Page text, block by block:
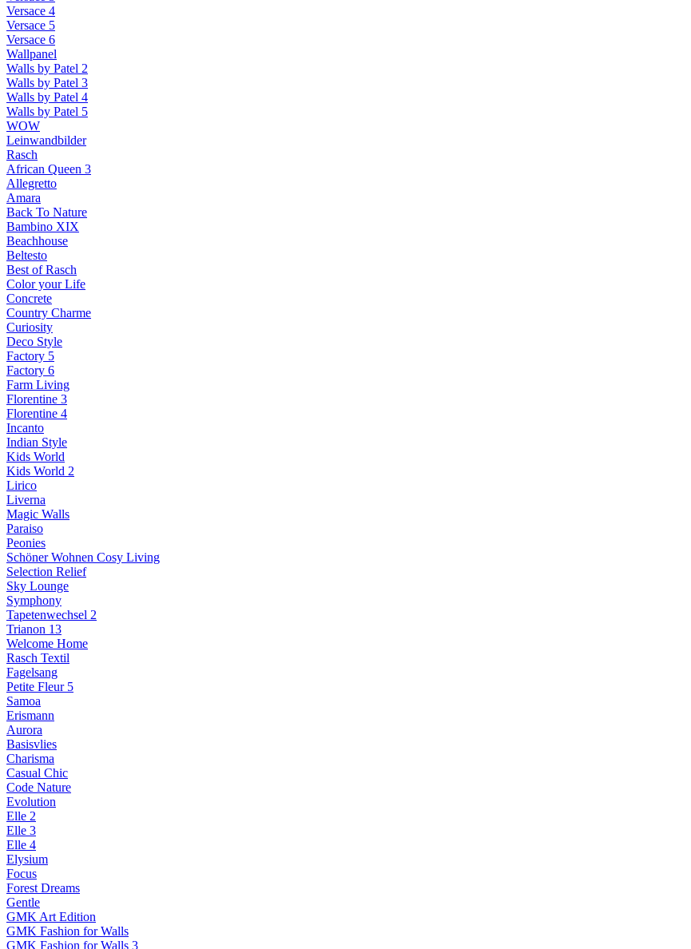
Versace 4
Versace 5
Versace 6
Wallpanel
Walls by Patel 2
Walls by Patel 3
Walls by Patel 4
Walls by Patel 5
WOW
Leinwandbilder
Rasch
African Queen 3
Allegretto
Amara
Back To Nature
Bambino XIX
Beachhouse
Beltesto
Best of Rasch
Color your Life
Concrete
Country Charme
Curiosity
Deco Style
Factory 5
Factory 6
Farm Living
Florentine 3
Florentine 4
Incanto
Indian Style
Kids World
Kids World 2
Lirico
Liverna
Magic Walls
Paraiso
Peonies
Schöner Wohnen Cosy Living
Selection Relief
Sky Lounge
Symphony
Tapetenwechsel 2
Trianon 13
Welcome Home
Rasch Textil
Fagelsang
Petite Fleur 5
Samoa
Erismann
Aurora
Basisvlies
Charisma
Casual Chic
Code Nature
Evolution
Elle 2
Elle 3
Elle 4
Elysium
Focus
Forest Dreams
Gentle
GMK Art Edition
GMK Fashion for Walls
GMK Fashion for Walls 3